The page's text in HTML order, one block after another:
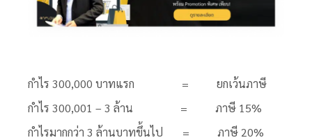
กำไร 300,000 บาทแรก = ยกเว้นภาษี
กำไร 300,001 – 3 ล้าน = ภาษี 15%
กำไรมากกว่า 3 ล้านบาทขึ้นไป = ภาษี 20%